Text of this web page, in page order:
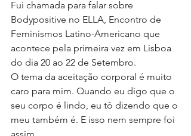
Fui chamada para falar sobre
Bodypositive no ELLA, Encontro de
Feminismos Latino-Americano que
acontece pela primeira vez em Lisboa
do dia 20 ao 22 de Setembro.
O tema da aceitação corporal é muito
caro para mim. Quando eu digo que o
seu corpo é lindo, eu tô dizendo que o
meu também é. E isso nem sempre foi
assim.